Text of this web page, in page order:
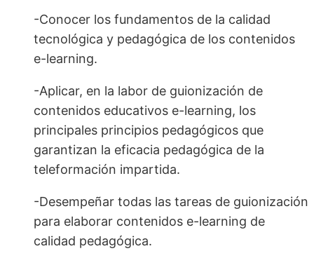
-Conocer los fundamentos de la calidad
tecnológica y pedagógica de los contenidos
e-learning.
-Aplicar, en la labor de guionización de
contenidos educativos e-learning, los
principales principios pedagógicos que
garantizan la eficacia pedagógica de la
teleformación impartida.
-Desempeñar todas las tareas de guionización
para elaborar contenidos e-learning de
calidad pedagógica.